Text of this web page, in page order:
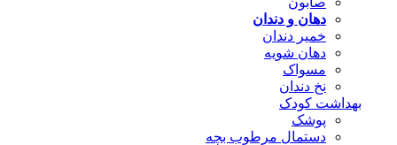
دهان و دندان
خمیر دندان
دهان شویه
مسواک
نخ دندان
بهداشت کودک
پوشک
دستمال مرطوب بچه